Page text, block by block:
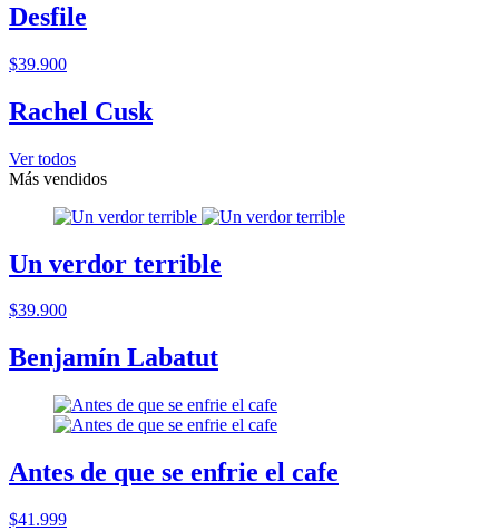
Desfile
$39.900
Rachel Cusk
Ver todos
Más vendidos
Un verdor terrible
$39.900
Benjamín Labatut
Antes de que se enfrie el cafe
$41.999